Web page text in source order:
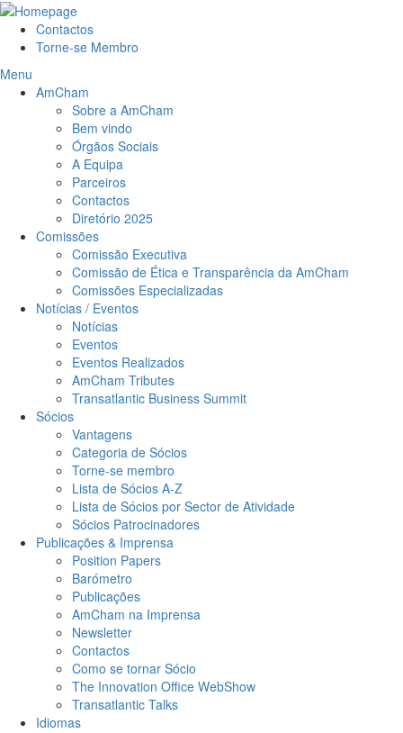
Contactos
Torne-se Membro
Menu
AmCham
Sobre a AmCham
Bem vindo
Órgãos Sociais
A Equipa
Parceiros
Contactos
Diretório 2025
Comissões
Comissão Executiva
Comissão de Ética e Transparência da AmCham
Comissões Especializadas
Notícias / Eventos
Notícias
Eventos
Eventos Realizados
AmCham Tributes
Transatlantic Business Summit
Sócios
Vantagens
Categoria de Sócios
Torne-se membro
Lista de Sócios A-Z
Lista de Sócios por Sector de Atividade
Sócios Patrocinadores
Publicações & Imprensa
Position Papers
Barómetro
Publicações
AmCham na Imprensa
Newsletter
Contactos
Como se tornar Sócio
The Innovation Office WebShow
Transatlantic Talks
Idiomas